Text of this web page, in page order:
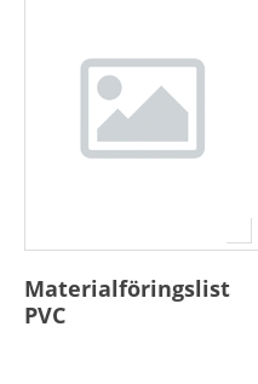
Materialföringslist
PVC